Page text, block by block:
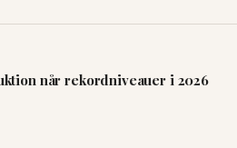
når rekordniveauer i 2026